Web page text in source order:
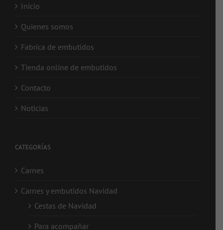
Inicio
Quienes somos
Fabrica de embutidos
Tienda online de embutidos
Contacto
Noticias
CATEGORÍAS
Carnes
Carnes y embutidos Navidad
Cestas de Navidad
Para acompañar